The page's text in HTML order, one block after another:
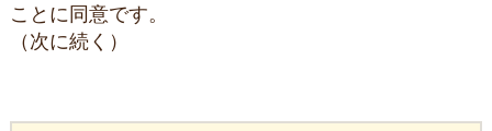
ことに同意です。
（次に続く）